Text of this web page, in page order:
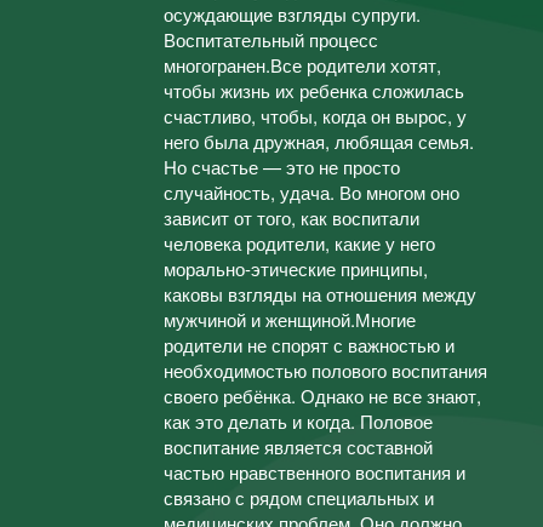
осуждающие взгляды супруги.
Воспитательный процесс
многогранен.Все родители хотят,
чтобы жизнь их ребенка сложилась
счастливо, чтобы, когда он вырос, у
него была дружная, любящая семья.
Но счастье — это не просто
случайность, удача. Во многом оно
зависит от того, как воспитали
человека родители, какие у него
морально-этические принципы,
каковы взгляды на отношения между
мужчиной и женщиной.Многие
родители не спорят с важностью и
необходимостью полового воспитания
своего ребёнка. Однако не все знают,
как это делать и когда. Половое
воспитание является составной
частью нравственного воспитания и
связано с рядом специальных и